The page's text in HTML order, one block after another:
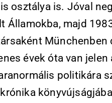
osztálya is. Jóval
Államokba, majd
évek óta van
politikára